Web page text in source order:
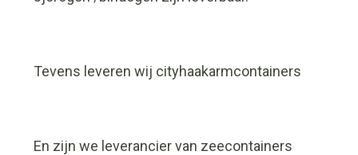
Tevens leveren wij cityhaakarmcontainers
En zijn we leverancier van zeecontainers